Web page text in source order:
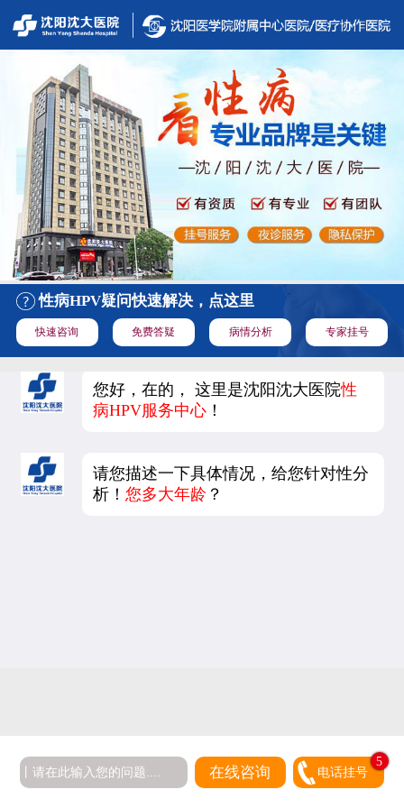
性病HPV疑问快速解决，点这里
快速咨询 免费答疑 病情分析 专家挂号
您好，在的， 这里是沈阳沈大医院性
病HPV服务中心 ！
请您描述一下具体情况，给您针对性分
析！您多大年龄 ？
在线咨询 电话挂号
5